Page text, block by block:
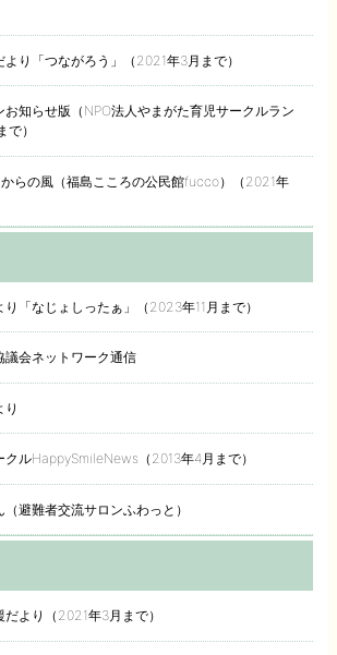
り「つながろう」（2021年3月まで）
お知らせ版（NPO法人やまがた育児サークルラン
）
らの風（福島こころの公民館fucco）（2021年
「なじょしったぁ」（2023年11月まで）
議会ネットワーク通信
り
ルHappySmileNews（2013年4月まで）
避難者交流サロンふわっと）
より（2021年3月まで）